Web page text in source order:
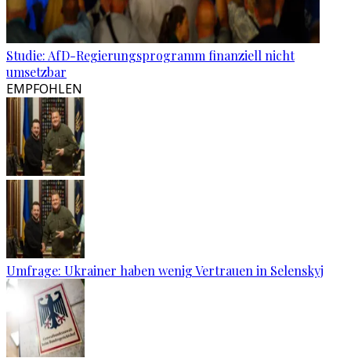
Studie: AfD-Regierungsprogramm finanziell nicht
umsetzbar
EMPFOHLEN
Umfrage: Ukrainer haben wenig Vertrauen in Selenskyj